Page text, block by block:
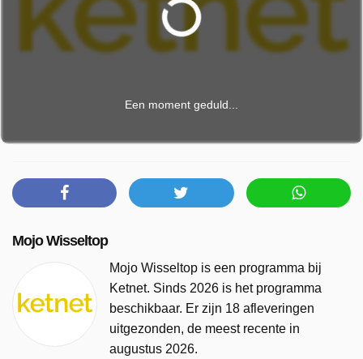
Een moment geduld...
Mojo Wisseltop
Mojo Wisseltop is een programma bij
Ketnet. Sinds 2026 is het programma
beschikbaar. Er zijn 18 afleveringen
uitgezonden, de meest recente in
augustus 2026.